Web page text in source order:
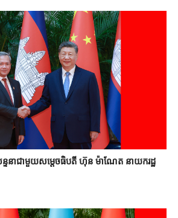
នាជាមួយសម្តេចធិបតី ហ៊ុន ម៉ាណែត នាយករដ្ឋ